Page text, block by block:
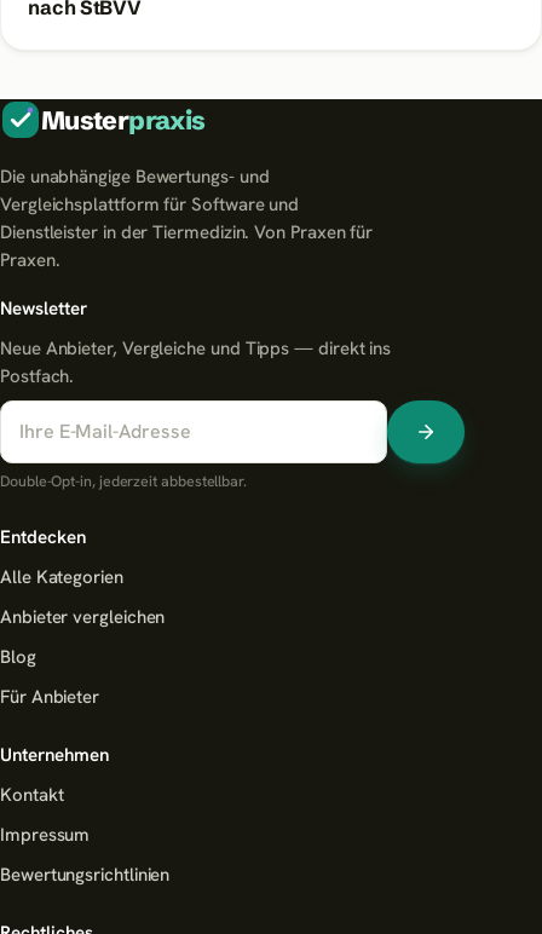
nach StBVV
Musterpraxis
Die unabhängige Bewertungs- und
Vergleichsplattform für Software und
Dienstleister in der Tiermedizin. Von Praxen für
Praxen.
Newsletter
Neue Anbieter, Vergleiche und Tipps — direkt ins
Postfach.
Double-Opt-in, jederzeit abbestellbar.
Entdecken
Alle Kategorien
Anbieter vergleichen
Blog
Für Anbieter
Unternehmen
Kontakt
Impressum
Bewertungsrichtlinien